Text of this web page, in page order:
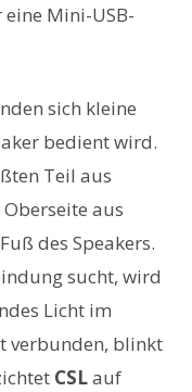
Mini-USB-
sich kleine
bedient wird.
Teil aus
aus
des Speakers.
sucht, wird
Licht im
verbunden, blinkt
CSLauf